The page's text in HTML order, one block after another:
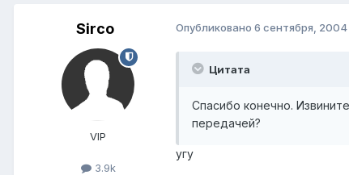
Sirco
VIP
3.9k
Опубликовано 6 сентября, 2004
Цитата
Спасибо конечно.
передачей?
угу